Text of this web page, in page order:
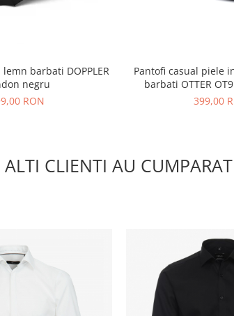
barbati DOPPLER
negru
RON
Pantofi casual piele
barbati OTTER
399,00
ALTI CLIENTI AU CUMPARAT